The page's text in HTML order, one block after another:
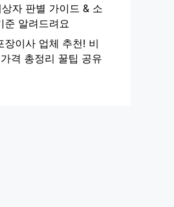
자 판별 가이드 & 소
준 알려드려요
장이사 업체 추천! 비
격 총정리 꿀팁 공유